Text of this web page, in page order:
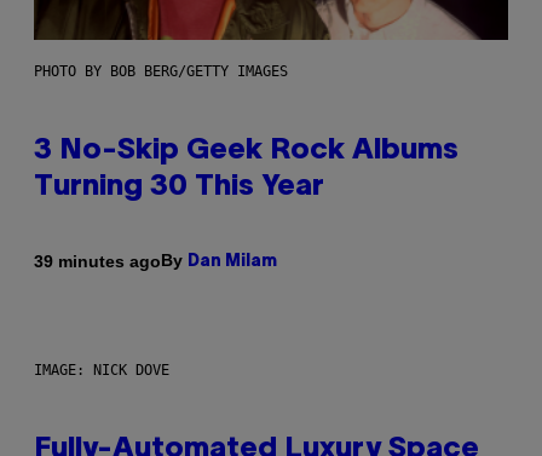
PHOTO BY BOB BERG/GETTY IMAGES
3 No-Skip Geek Rock Albums
Turning 30 This Year
39 minutes agoBy Dan Milam
IMAGE: NICK DOVE
Fully-Automated Luxury Space